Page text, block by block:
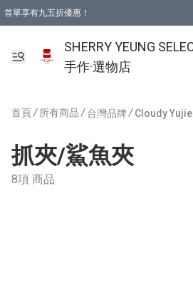
首單享有九五折優惠！
SHERRY YEUNG
手作·選物店
首頁/ 所有商品 / 台灣品牌 / Cloudy Yujie
抓夾/鯊魚夾
8項 商品